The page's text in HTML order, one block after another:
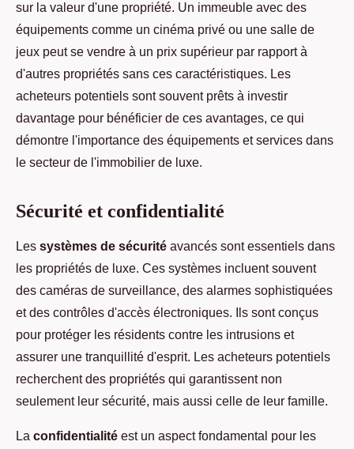
sur la valeur d'une propriété. Un immeuble avec des
équipements comme un cinéma privé ou une salle de
jeux peut se vendre à un prix supérieur par rapport à
d'autres propriétés sans ces caractéristiques. Les
acheteurs potentiels sont souvent prêts à investir
davantage pour bénéficier de ces avantages, ce qui
démontre l'importance des équipements et services dans
le secteur de l'immobilier de luxe.
Sécurité et confidentialité
Les systèmes de sécurité avancés sont essentiels dans
les propriétés de luxe. Ces systèmes incluent souvent
des caméras de surveillance, des alarmes sophistiquées
et des contrôles d'accès électroniques. Ils sont conçus
pour protéger les résidents contre les intrusions et
assurer une tranquillité d'esprit. Les acheteurs potentiels
recherchent des propriétés qui garantissent non
seulement leur sécurité, mais aussi celle de leur famille.
La confidentialité est un aspect fondamental pour les